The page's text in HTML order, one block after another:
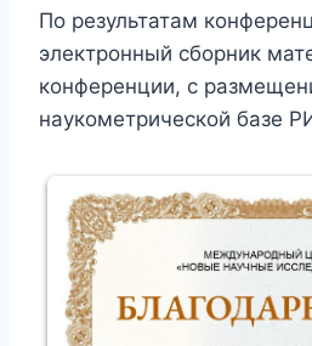
По результатам
электронный сборник
конференции, с
наукометрической базе